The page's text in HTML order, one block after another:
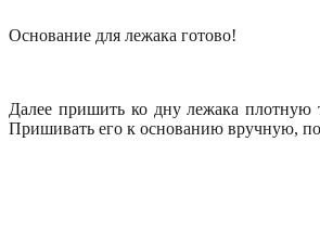
Основание для лежака готово!
Далее пришить ко дну лежака плотную
Пришивать его к основанию вручную,